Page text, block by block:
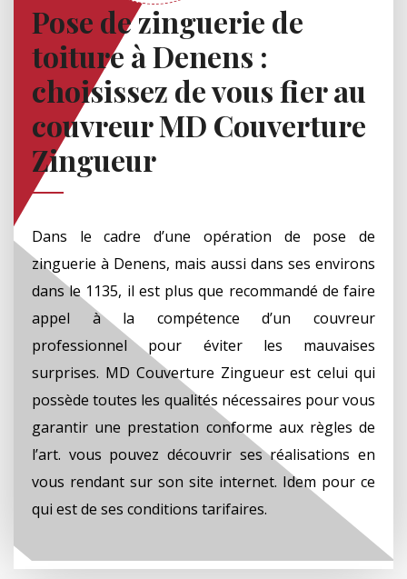
Pose de zinguerie de
toiture à Denens :
choisissez de vous fier au
couvreur MD Couverture
Zingueur
Dans le cadre d’une opération de pose de
zinguerie à Denens, mais aussi dans ses environs
dans le 1135, il est plus que recommandé de faire
appel à la compétence d’un couvreur
professionnel pour éviter les mauvaises
surprises. MD Couverture Zingueur est celui qui
possède toutes les qualités nécessaires pour vous
garantir une prestation conforme aux règles de
l’art. vous pouvez découvrir ses réalisations en
vous rendant sur son site internet. Idem pour ce
qui est de ses conditions tarifaires.